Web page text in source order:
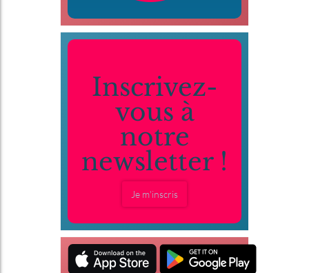
Inscrivez-
vous à
notre
newsletter !
Je m'inscris